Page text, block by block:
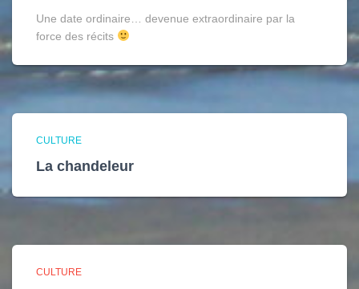
Une date ordinaire… devenue extraordinaire par la
force des récits
CULTURE
La chandeleur
CULTURE